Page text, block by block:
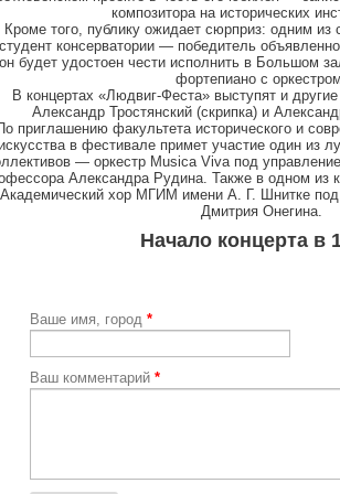
композитора на исторических
Кроме того, публику ожидает сюрприз: одним из
консерватории — победитель
он будет удостоен чести исполнить в Большом
фортепиано с
В концертах «Людвиг-Феста» выступят и
Александр Тростянский (скрипка) и
приглашению факультета исторического и
в фестивале примет участие один из
— оркестр Musica Viva под
Александра Рудина. Также в одном из
Академический хор МГИМ имени А. Г. Шнитке
Дмитрия Онегина.
Начало концерта в
Ваше имя, город *
Ваш комментарий *